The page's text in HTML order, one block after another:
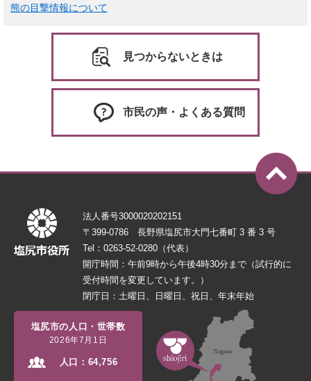
熊の目撃情報について
見つからないときは
市民の声・よくある質問
法人番号3000020202151
〒399-0786 長野県塩尻市大門七番町 3 番 3 号
Tel：0263-52-0280（代表）
開庁時間：午前9時から午後4時30分まで（試行的に
受付時間を変更しています。）
閉庁日：土曜日、日曜日、祝日、年末年始
塩尻市の人口・世帯数
2026年7月1日
人口： 64,756